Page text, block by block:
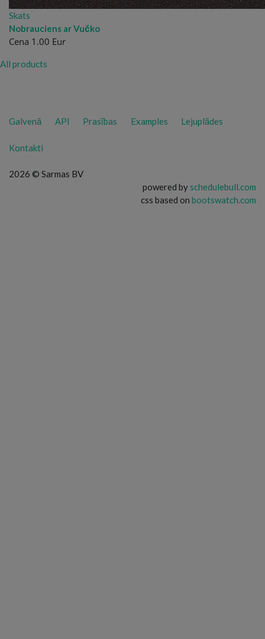
Skats
Nobrauciens ar Vučko
Cena 1.00 Eur
All products
Galvenā API Prasības Examples Lejuplādes
Kontakti
2026 © Sarmas BV
powered byschedulebull.com
css based on bootswatch.com